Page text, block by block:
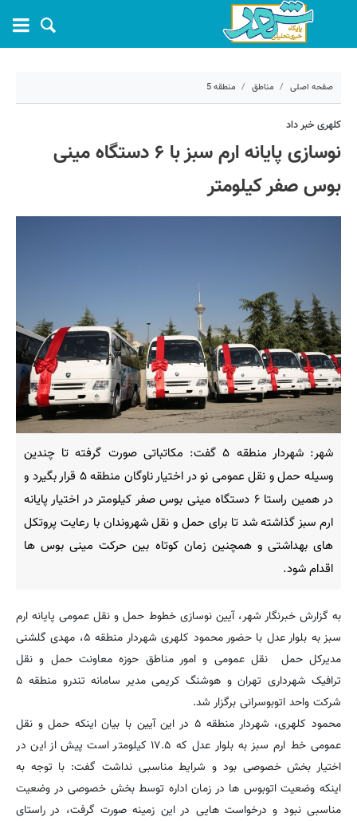
صفحه اصلی مناطق منطقه 5
۱۴ شهریور ۱۴۰۰ - ۱۵:۲۶
کد مطلب:12792
کلهری خبر داد
نوسازی پایانه ارم سبز با ۶ دستگاه مینی
بوس صفر کیلومتر
شهر: شهردار منطقه ۵ گفت: مکاتباتی صورت گرفته تا چندین
وسیله حمل و نقل عمومی نو در اختیار ناوگان منطقه ۵ قرار بگیرد و
در همین راستا ۶ دستگاه مینی بوس صفر کیلومتر در اختیار پایانه
ارم سبز گذاشته شد تا برای حمل و نقل شهروندان با رعایت پروتکل
های بهداشتی و همچنین زمان کوتاه بین حرکت مینی بوس ها
اقدام شود.
به گزارش خبرنگار شهر، آیین نوسازی خطوط حمل و نقل عمومی پایانه ارم
سبز به بلوار عدل با حضور محمود کلهری شهردار منطقه ۵، مهدی گلشنی
مدیرکل حمل نقل عمومی و امور مناطق حوزه معاونت حمل و نقل
ترافیک شهرداری تهران و هوشنگ کریمی مدیر سامانه تندرو منطقه ۵
شرکت واحد اتوبوسرانی برگزار شد.
محمود کلهری، شهردار منطقه ۵ در این آیین با بیان اینکه حمل و نقل
عمومی خط ارم سبز به بلوار عدل که ۱۷.۵ کیلومتر است پیش از این در
اختیار بخش خصوصی بود و شرایط مناسبی نداشت گفت: با توجه به
اینکه وضعیت اتوبوس ها در زمان اداره توسط بخش خصوصی در وضعیت
مناسبی نبود و درخواست هایی در این زمینه صورت گرفت، در راستای